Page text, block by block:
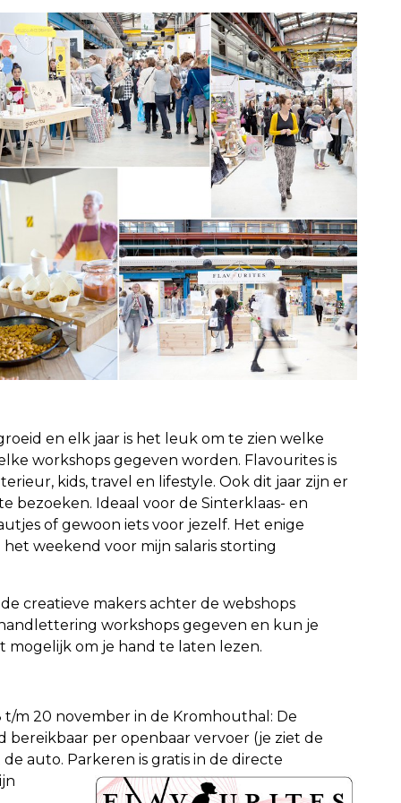
en elk jaar is het leuk om te zien welke
workshops gegeven worden. Flavourites is
kids, travel en lifestyle. Ook dit jaar zijn er
bezoeken. Ideaal voor de Sinterklaas- en
of gewoon iets voor jezelf. Het enige
weekend voor mijn salaris storting
creatieve makers achter de webshops
workshops gegeven en kun je
mogelijk om je hand te laten lezen.
t/m 20 november in de Kromhouthal: De
bereikbaar per openbaar vervoer (je ziet de
auto. Parkeren is gratis in de directe